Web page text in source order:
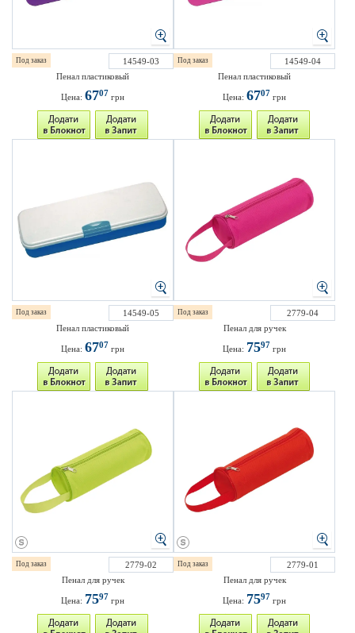
Под заказ
14549-03
Пенал пластиковый
Цена: 6707 грн
Под заказ
14549-04
Пенал пластиковый
Цена: 6707 грн
Под заказ
14549-05
Пенал пластиковый
Цена: 6707 грн
Под заказ
2779-04
Пенал для ручек
Цена: 7597 грн
Под заказ
2779-02
Пенал для ручек
Цена: 7597 грн
Под заказ
2779-01
Пенал для ручек
Цена: 7597 грн